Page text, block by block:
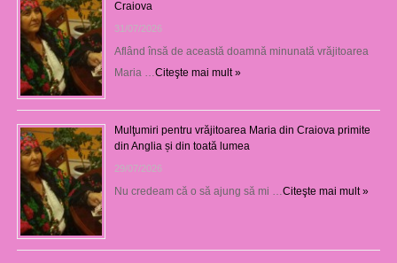
Craiova
31/07/2026
Aflând însă de această doamnă minunată vrăjitoarea
Maria …Citeşte mai mult »
Mulţumiri pentru vrăjitoarea Maria din Craiova primite
din Anglia și din toată lumea
29/07/2026
Nu credeam că o să ajung să mi …Citeşte mai mult »